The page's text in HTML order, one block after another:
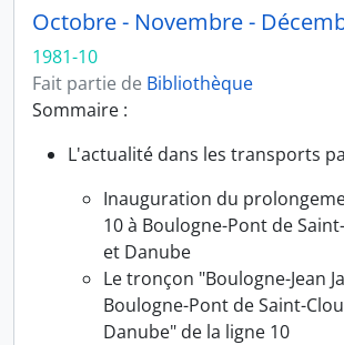
1981-10
Fait partie de Bibliothèque
Sommaire :
L'actualité dans les transports
Inauguration du
10 à Boulogne-Pont de
et Danube
Le tronçon "Boulogne-Jean
Boulogne-Pont de Saint-
Danube" de la ligne 10